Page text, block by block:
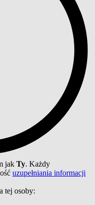
jak Ty. Każdy
uzupełniania informacji
tej osoby: